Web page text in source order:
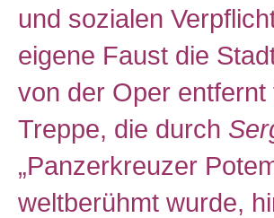
und sozialen
eigene Faust die
von der Oper
Treppe, die durch
„Panzerkreuzer
weltberühmt wurde,